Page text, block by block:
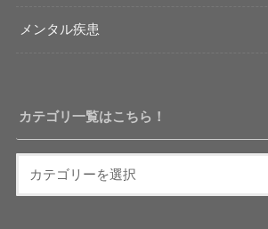
メンタル疾患
カテゴリ一覧はこちら！